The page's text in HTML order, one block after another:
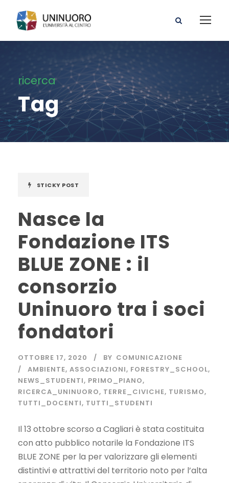
ricerca
Tag
STICKY POST
Nasce la
Fondazione ITS
BLUE ZONE : il
consorzio
Uninuoro tra i soci
fondatori
OTTOBRE 17, 2020 BY COMUNICAZIONE
AMBIENTE, ASSOCIAZIONI, FORESTRY_SCHOOL,
NEWS_STUDENTI, PRIMO_PIANO,
RICERCA_UNINUORO, TERRE_CIVICHE, TURISMO,
TUTTI_DOCENTI, TUTTI_STUDENTI
Il 13 ottobre scorso a Cagliari è stata costituita
con atto pubblico notarile la Fondazione ITS
BLUE ZONE per la per valorizzare gli elementi
distintivi e attrattivi del territorio noto per l’alta